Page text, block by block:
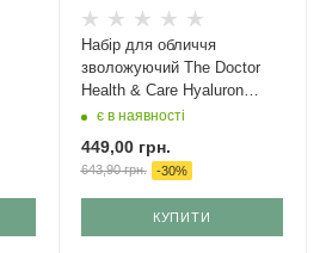
Набір для обличчя
зволожуючий The Doctor
Health & Care Hyaluron
power
є в наявності
449,00грн.
643,90грн. -30%
КУПИТИ